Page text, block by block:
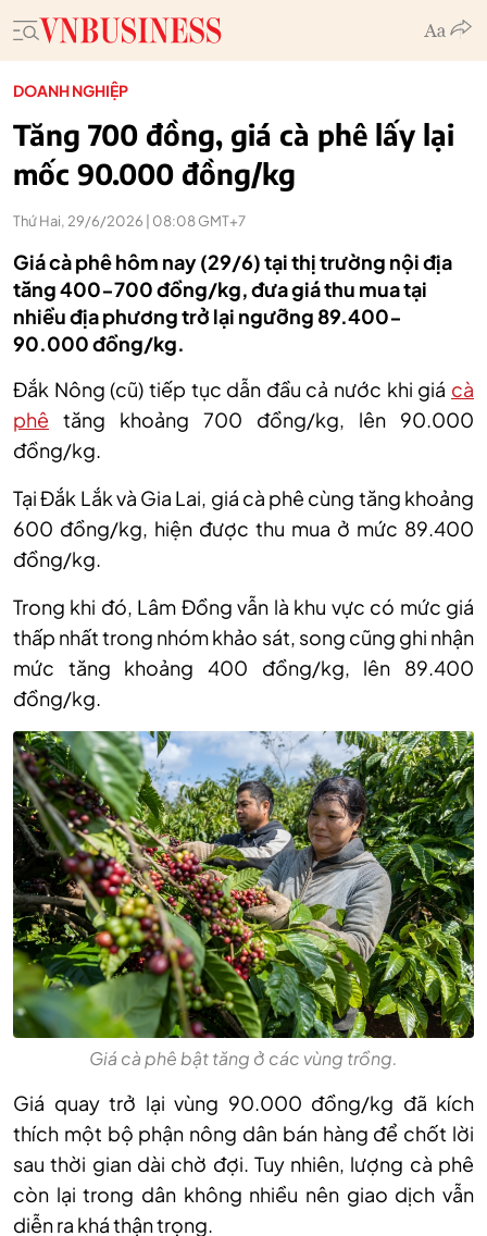
DOANH NGHIỆP
Tăng 700 đồng, giá cà phê lấy lại
mốc 90.000 đồng/kg
Thứ Hai, 29/6/2026 | 08:08 GMT+7
Giá cà phê hôm nay (29/6) tại thị trường nội địa
tăng 400-700 đồng/kg, đưa giá thu mua tại
nhiều địa phương trở lại ngưỡng 89.400-
90.000 đồng/kg.
Đắk Nông(cũ) tiếp tục dẫn đầu cả nước khi giá cà
phê tăng khoảng 700 đồng/kg, lên 90.000
đồng/kg.
Tại Đắk Lắk và Gia Lai, giá cà phê cùng tăng khoảng
600 đồng/kg, hiện được thu mua ở mức 89.400
đồng/kg.
Trong khi đó, Lâm Đồng vẫn là khu vực có mức giá
thấp nhất trong nhóm khảo sát, song cũng ghi nhận
mức tăng khoảng 400 đồng/kg, lên 89.400
đồng/kg.
Giá cà phê bật tăng ở các vùng trồng.
Giá quay trở lại vùng 90.000 đồng/kg đã kích
thích một bộ phận nông dân bán hàng để chốt lời
sau thời gian dài chờ đợi. Tuy nhiên, lượng cà phê
còn lại trong dân không nhiều nên giao dịch vẫn
diễn ra khá thận trọng.